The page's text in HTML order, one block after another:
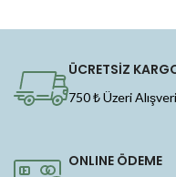
ÜCRETSİZ
750 ₺ Üzeri
ONLINE ÖDEME